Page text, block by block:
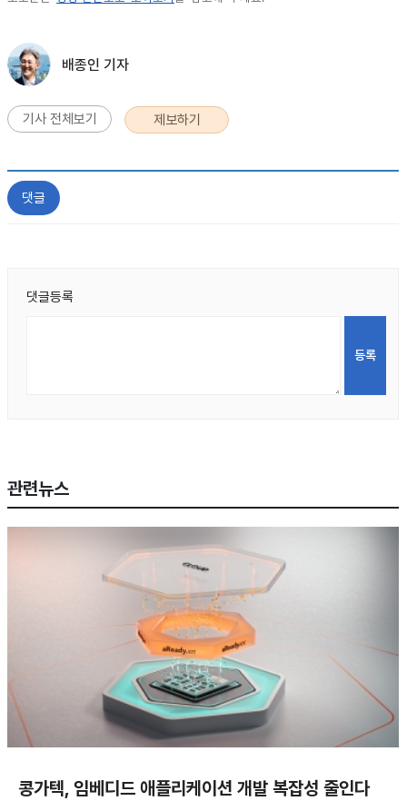
배종인 기자
기사 전체보기 제보하기
댓글
댓글등록
관련뉴스
콩가텍, 임베디드 애플리케이션 개발 복잡성 줄인다